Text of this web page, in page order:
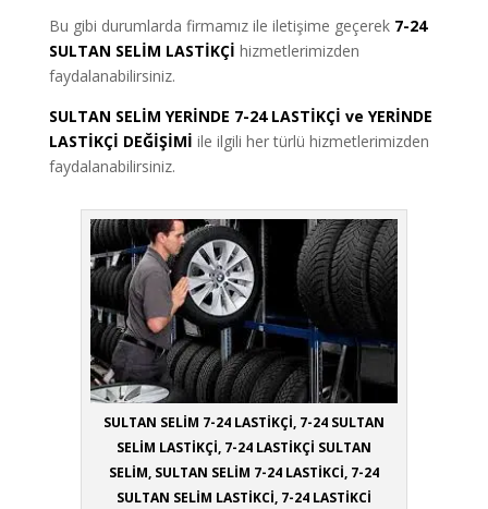
Bu gibi durumlarda firmamız ile iletişime geçerek 7-24
SULTAN SELİM LASTİKÇİ hizmetlerimizden
faydalanabilirsiniz.
SULTAN SELİM YERİNDE 7-24 LASTİKÇİ ve YERİNDE
LASTİKÇİ DEĞİŞİMİ ile ilgili her türlü hizmetlerimizden
faydalanabilirsiniz.
SULTAN SELİM 7-24 LASTİKÇİ, 7-24 SULTAN
SELİM LASTİKÇİ, 7-24 LASTİKÇİ SULTAN
SELİM, SULTAN SELİM 7-24 LASTİKCİ, 7-24
SULTAN SELİM LASTİKCİ, 7-24 LASTİKCİ